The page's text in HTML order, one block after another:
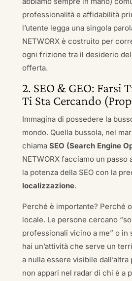
professionalità e affidabilità
l’utente legga una singola
NETWORX è costruito per
ogni frizione tra il desiderio
offerta.
2. SEO & GEO: Farsi
Ti Sta Cercando
Immagina di possedere la
mondo. Quella bussola, nel
chiama SEO (Search Engine
NETWORX facciamo un passo
la potenza della SEO con la
localizzazione.
Perché è importante? Perché
locale. Le persone cercano
professionali vicino a me” o
hai un’attività che serve un
a nulla essere visibile
non appari nel radar di chi è a